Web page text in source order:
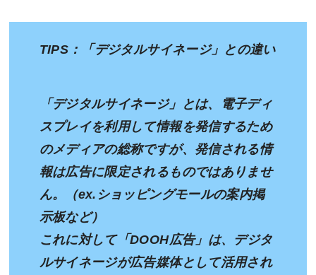
TIPS ：「デジタルサイネージ」との違い
「デジタルサイネージ」とは、電子ディ
スプレイを利用して情報を発信するため
のメディアの総称ですが、発信される情
報は広告に限定されるものではありませ
ん。（ex.ショッピングモールの案内掲
示板など）
これに対して「DOOH広告」は、デジタ
ルサイネージが広告媒体として活用され